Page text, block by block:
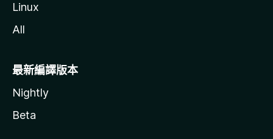
Linux
All
最新編譯版本
Nightly
Beta